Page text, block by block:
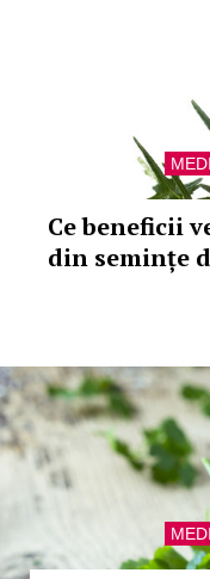
Ce beneficii
din semințe